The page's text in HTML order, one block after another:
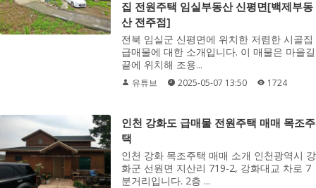
집 전원주택 임실부동산 신평면[백제부동
산 전주점]
전북 임실군 신평면에 위치한 저렴한 시골집
급매물에 대한 소개입니다. 이 매물은 마을길
끝에 위치해 조용...
유튜브 2025-05-07 13:50 1724
인천 강화도 급매물 전원주택 매매 목조주
택
인천 강화 목조주택 매매 소개 인천광역시 강
화군 선원면 지산리 719-2, 강화대교 차로 7
분거리입니다. 2층 ...